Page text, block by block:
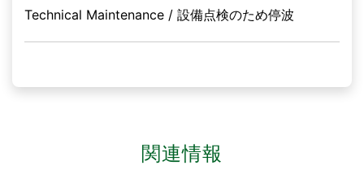
Technical Maintenance / 設備点検のため停波
関連情報